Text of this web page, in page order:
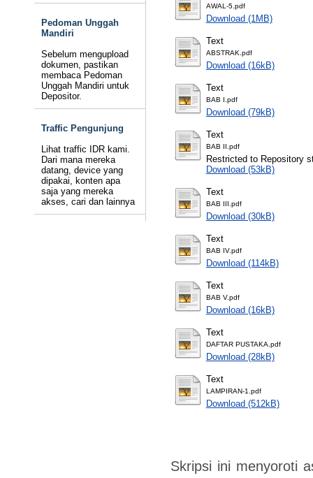
Pedoman Unggah
Mandiri
Sebelum mengupload
dokumen, pastikan
membaca Pedoman
Unggah Mandiri untuk
Depositor.
Traffic Pengunjung
Lihat traffic IDR kami.
Dari mana mereka
datang, device yang
dipakai, konten apa
saja yang mereka
akses, cari dan lainnya
AWAL-5.pdf
Download (1MB)
Text
ABSTRAK.pdf
Download (16kB)
Text
BAB I.pdf
Download (79kB)
Text
BAB II.pdf
Restricted to Repository
Download (53kB)
Text
BAB III.pdf
Download (30kB)
Text
BAB IV.pdf
Download (114kB)
Text
BAB V.pdf
Download (16kB)
Text
DAFTAR PUSTAKA.pdf
Download (28kB)
Text
LAMPIRAN-1.pdf
Download (512kB)
Skripsi ini menyoroti